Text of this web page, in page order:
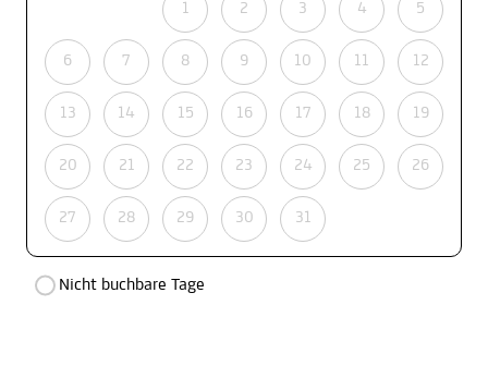
1 2 3 4 5
6 7 8 9 10 11 12
13 14 15 16 17 18 19
20 21 22 23 24 25 26
27 28 29 30 31
Nicht buchbare Tage